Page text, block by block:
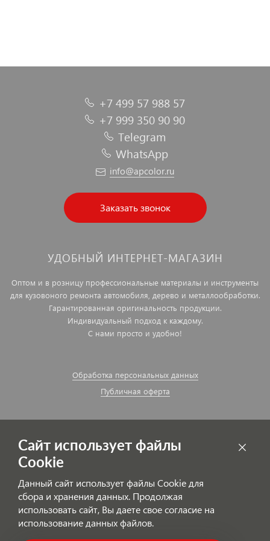
+7 499 57 988 57
+7 999 350 90 90
Telegram
WhatsApp
info@apcolor.ru
Заказать звонок
УДОБНЫЙ ИНТЕРНЕТ-МАГАЗИН
Оптом и в розницу профессиональные материалы и инструменты
для кузовоного ремонта автомобиля, дерево и металлообработки.
Гарантированная оригинальность продукции.
Индивидуальный подход к каждому.
С нами просто и удобно!
Обработка персональных данных
Публичная оферта
Сайт использует файлы
Cookie
Данный сайт использует файлы Cookie для
сбора и хранения данных. Продолжая
использовать сайт, Вы даете свое согласие на
использование данных файлов.